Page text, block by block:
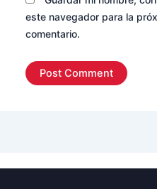
este navegador para la
comentario.